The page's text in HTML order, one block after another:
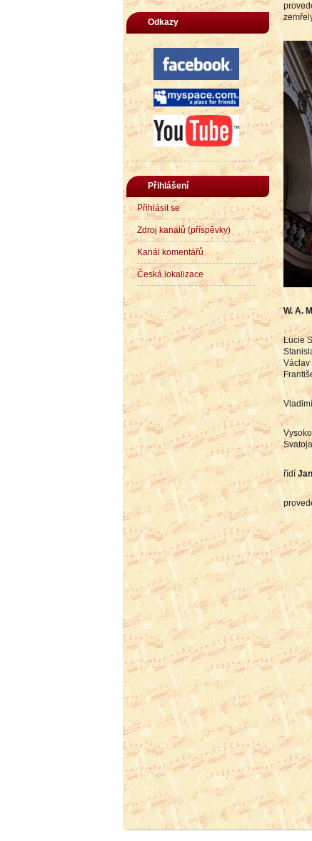
Odkazy
Přihlášení
Přihlásit se
Zdroj kanálů (příspěvky)
Kanál komentářů
Česká lokalizace
W. A.
Lucie
Václav
řídí